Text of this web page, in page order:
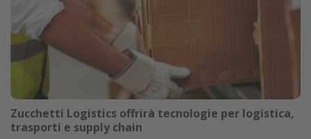
Zucchetti Logistics offrirà tecnologie per logistica,
trasporti e supply chain